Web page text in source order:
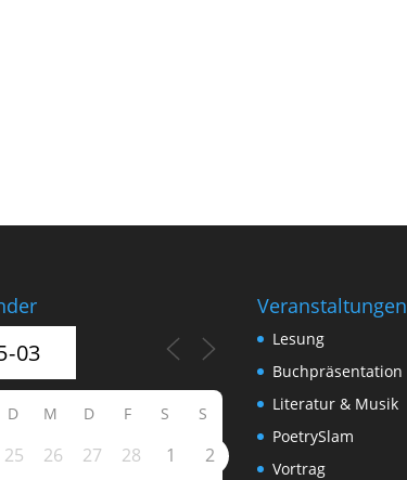
D M D F S S
25 26 27 28 1
2
Veranstaltungen
Lesung
Buchpräsentation
Literatur & Musik
PoetrySlam
Vortrag